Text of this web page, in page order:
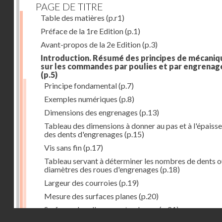
PAGE DE TITRE
Table des matières (p.r1)
Préface de la 1re Edition(p.1)
Avant-propos de la 2e Edition(p.3)
Introduction. Résumé des principes de
sur les commandes par poulies et par
(p.5)
Principe fondamental(p.7)
Exemples numériques (p.8)
Dimensions des engrenages (p.13)
Tableau des dimensions à donner au pas et à
des dents d'engrenages (p.15)
Vis sans fin(p.17)
Tableau servant à déterminer les nombres de dents
diamètres des roues d'engrenages (p.18)
Largeur des courroies (p.19)
Mesure des surfaces planes (p.20)
Surfaces dans l'espace et volumes(p.21)